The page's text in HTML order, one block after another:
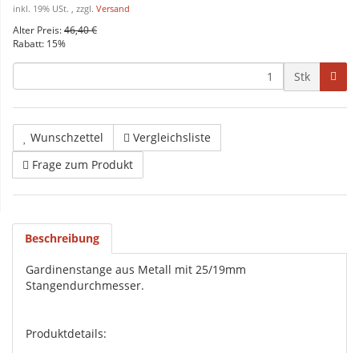
inkl. 19% USt. , zzgl. Versand
Alter Preis:46,40 €
Rabatt: 15%
Stk
Wunschzettel
Vergleichsliste
Frage zum Produkt
Beschreibung
Gardinenstange aus Metall mit 25/19mm
Stangendurchmesser.
Produktdetails: